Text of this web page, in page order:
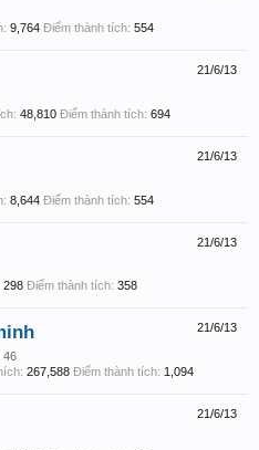
9,764 Điểm thành tích: 554
21/6/13
48,810 Điểm thành tích: 694
21/6/13
8,644 Điểm thành tích: 554
21/6/13
298 Điểm thành tích: 358
21/6/13
46
267,588 Điểm thành tích: 1,094
21/6/13